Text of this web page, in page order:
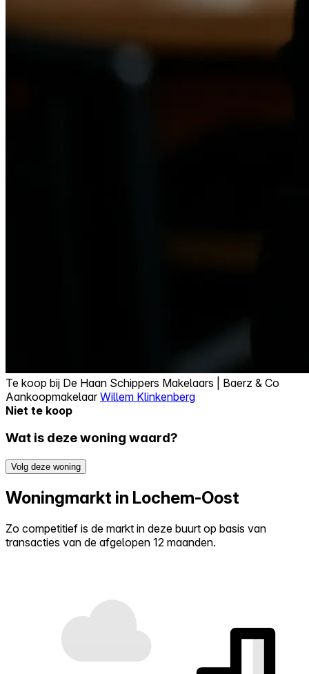
Te koop bij De Haan Schippers Makelaars | Baerz & Co
AankoopmakelaarWillem Klinkenberg
Niet te koop
Wat is deze woning waard?
Volg deze woning
Woningmarkt in Lochem-Oost
Zo competitief is de markt in deze buurt op basis van
transacties van de afgelopen 12 maanden.